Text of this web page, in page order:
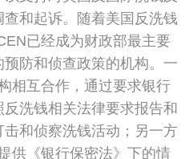
和起诉。随着美国反洗钱
已经成为财政部最主要
防和侦查政策的机构。一
相互合作，通过要求银行
洗钱相关法律要求报告和
和侦察洗钱活动；另一方
供《银行保密法》下的情